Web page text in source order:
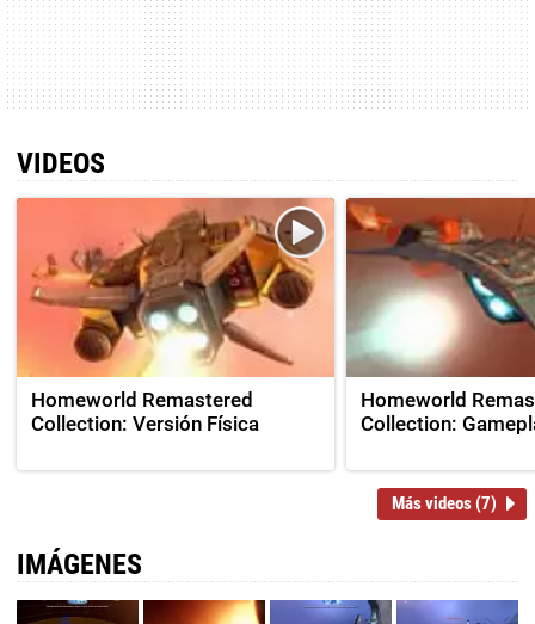
VIDEOS
Homeworld Remastered
Collection: Versión Física
Homeworld
Collection:
Más videos (7)
IMÁGENES